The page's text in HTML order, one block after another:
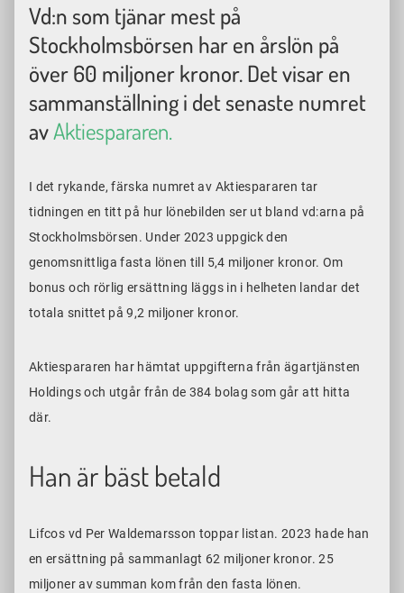
Vd:n som tjänar mest på
Stockholmsbörsen har en årslön på
över 60 miljoner kronor. Det visar en
sammanställning i det senaste numret
avAktiespararen.
I det rykande, färska numret av Aktiespararen tar
tidningen en titt på hur lönebilden ser ut bland vd:arna på
Stockholmsbörsen. Under 2023 uppgick den
genomsnittliga fasta lönen till 5,4 miljoner kronor. Om
bonus och rörlig ersättning läggs in i helheten landar det
totala snittet på 9,2 miljoner kronor.
Aktiespararen har hämtat uppgifterna från ägartjänsten
Holdings och utgår från de 384 bolag som går att hitta
där.
Han är bäst betald
Lifcos vd Per Waldemarsson toppar listan. 2023 hade han
en ersättning på sammanlagt 62 miljoner kronor. 25
miljoner av summan kom från den fasta lönen.